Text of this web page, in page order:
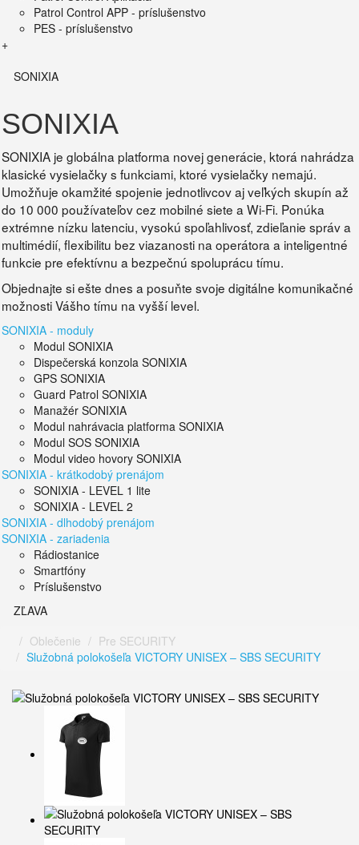
Patrol Control APP - príslušenstvo
PES - príslušenstvo
+
SONIXIA
SONIXIA
SONIXIA je globálna platforma novej generácie, ktorá nahrádza
klasické vysielačky s funkciami, ktoré vysielačky nemajú.
Umožňuje okamžité spojenie jednotlivcov aj veľkých skupín až
do 10 000 používateľov cez mobilné siete a Wi-Fi. Ponúka
extrémne nízku latenciu, vysokú spoľahlivosť, zdieľanie správ a
multimédií, flexibilitu bez viazanosti na operátora a inteligentné
funkcie pre efektívnu a bezpečnú spoluprácu tímu.
Objednajte si ešte dnes a posuňte svoje digitálne komunikačné
možnosti Vášho tímu na vyšší level.
SONIXIA - moduly
Modul SONIXIA
Dispečerská konzola SONIXIA
GPS SONIXIA
Guard Patrol SONIXIA
Manažér SONIXIA
Modul nahrávacia platforma SONIXIA
Modul SOS SONIXIA
Modul video hovory SONIXIA
SONIXIA - krátkodobý prenájom
SONIXIA - LEVEL 1 lite
SONIXIA - LEVEL 2
SONIXIA - dlhodobý prenájom
SONIXIA - zariadenia
Rádiostanice
Smartfóny
Príslušenstvo
ZĽAVA
Oblečenie
Pre SECURITY
Služobná polokošeľa VICTORY UNISEX – SBS SECURITY